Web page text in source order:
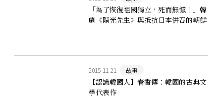
「為了恢復祖國獨立，死而無憾！」韓
劇《陽光先生》與抵抗日本併吞的朝鮮
2015-11-21 故事
【認識韓國人】春香傳：韓國的古典文
學代表作